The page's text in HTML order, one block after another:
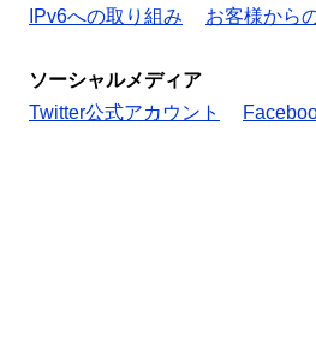
IPv6への取り組み
お客様から
ソーシャルメディア
Twitter公式アカウント